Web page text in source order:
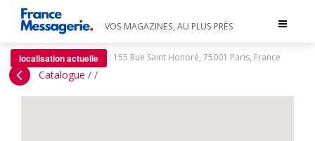
Toggle
VOS MAGAZINES, AU PLUS PRÈS
localisation actuelle : 155 Rue Saint Honoré, 75001 Paris, France
Catalogue / /